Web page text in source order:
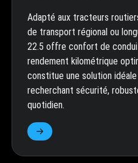
Adapté aux tracteurs
de transport régional ou
22.5 offre confort de
rendement kilométrique
constitue une solution
recherchant sécurité,
quotidien.